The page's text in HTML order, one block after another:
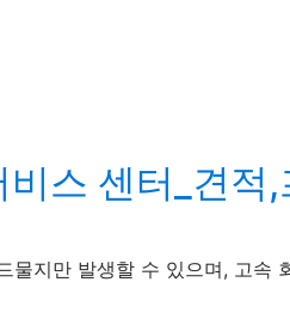
스 센터_견적
지만 발생할 수 있으며, 고속